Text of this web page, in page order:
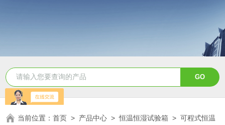
当前位置：首页 > 产品中心 >恒温恒湿试验箱 >可程式恒温